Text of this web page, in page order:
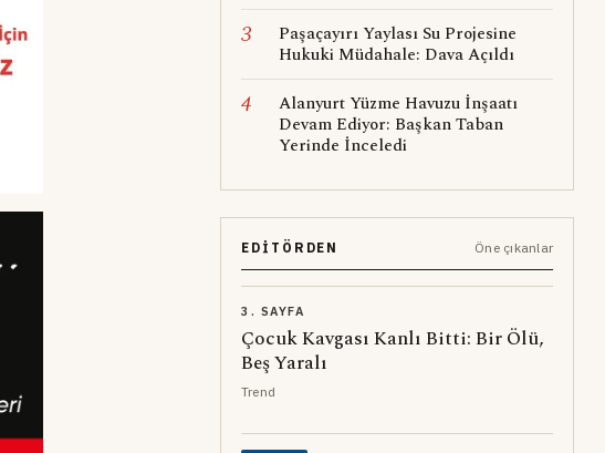
3
Paşaçayırı Yaylası Su Projesine
Hukuki Müdahale: Dava Açıldı
4
Alanyurt Yüzme Havuzu İnşaatı
Devam Ediyor: Başkan Taban
Yerinde İnceledi
EDITÖRDEN Öne çıkanlar
3. SAYFA
Çocuk Kavgası Kanlı Bitti: Bir Ölü,
Beş Yaralı
Trend